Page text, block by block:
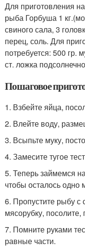
Для приготовления
рыба Горбуша 1
свиного сала, 3
перец, соль. Для
потребуется: 500 гр.
ст. ложка
Пошаговое
1. Взбейте яйца,
2. Влейте воду,
3. Всыпьте муку,
4. Замесите тугое
5. Теперь займемся
чтобы осталось одно
6. Пропустите рыбу с
мясорубку,
7. Помните руками
равные части.